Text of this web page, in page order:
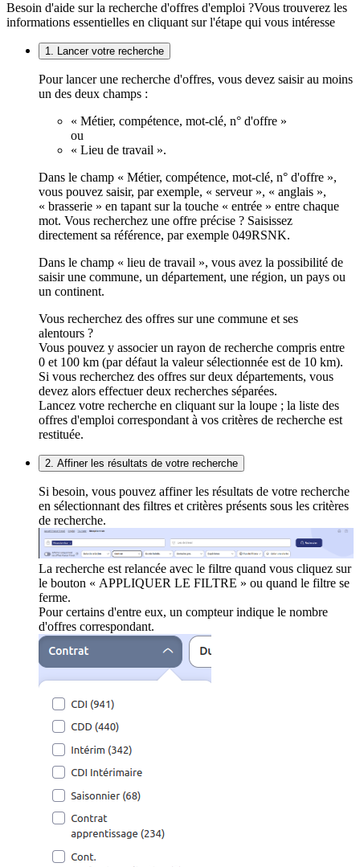
Besoin d'aide sur la recherche d'offres d'emploi ?Vous trouverez les
informations essentielles en cliquant sur l'étape qui vous intéresse
1. Lancer votre recherche
Pour lancer une recherche d'offres, vous devez saisir au moins
un des deux champs :
« Métier, compétence, mot-clé, n° d'offre »
ou
« Lieu de travail ».
Dans le champ « Métier, compétence, mot-clé, n° d'offre »,
vous pouvez saisir, par exemple, « serveur », « anglais »,
« brasserie » en tapant sur la touche « entrée » entre chaque
mot. Vous recherchez une offre précise ? Saisissez
directement sa référence, par exemple 049RSNK.
Dans le champ « lieu de travail », vous avez la possibilité de
saisir une commune, un département, une région, un pays ou
un continent.
Vous recherchez des offres sur une commune et ses
alentours ?
Vous pouvez y associer un rayon de recherche compris entre
0 et 100 km (par défaut la valeur sélectionnée est de 10 km).
Si vous recherchez des offres sur deux départements, vous
devez alors effectuer deux recherches séparées.
Lancez votre recherche en cliquant sur la loupe ; la liste des
offres d'emploi correspondant à vos critères de recherche est
restituée.
2. Affiner les résultats de votre recherche
Si besoin, vous pouvez affiner les résultats de votre recherche
en sélectionnant des filtres et critères présents sous les critères
de recherche.
La recherche est relancée avec le filtre quand vous cliquez sur
le bouton « APPLIQUER LE FILTRE » ou quand le filtre se
ferme.
Pour certains d'entre eux, un compteur indique le nombre
d'offres correspondant.